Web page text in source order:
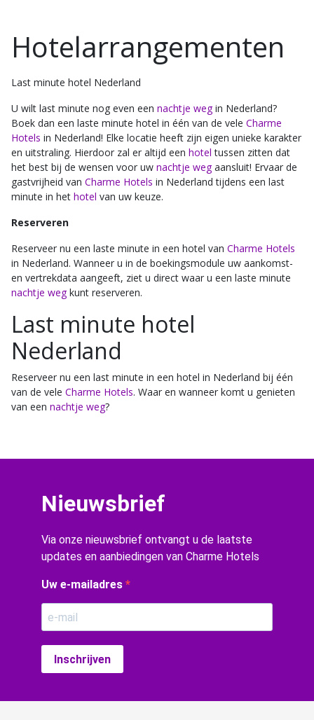
Hotelarrangementen
Last minute hotel Nederland
U wilt last minute nog even een nachtje wegin Nederland?
Boek dan een laste minute hotel in één van de vele Charme
Hotels in Nederland! Elke locatie heeft zijn eigen unieke karakter
en uitstraling. Hierdoor zal er altijd een hotel tussen zitten dat
het best bij de wensen voor uw nachtje wegaansluit! Ervaar de
gastvrijheid van Charme Hotels in Nederland tijdens een last
minute in het hotel van uw keuze.
Reserveren
Reserveer nu een laste minute in een hotel van Charme Hotels
in Nederland. Wanneer u in de boekingsmodule uw aankomst-
en vertrekdata aangeeft, ziet u direct waar u een laste minute
nachtje wegkunt reserveren.
Last minute hotel
Nederland
Reserveer nu een last minute in een hotel in Nederland bij één
van de vele Charme Hotels. Waar en wanneer komt u genieten
van een nachtje weg?
Nieuwsbrief
Via onze nieuwsbrief ontvangt u de laatste
updates en aanbiedingen van Charme Hotels
Uw e-mailadres
Inschrijven